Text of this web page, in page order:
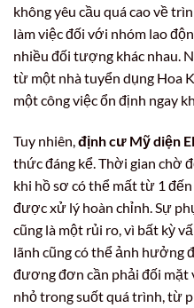
không yêu cầu quá cao về
làm việc đối với nhóm lao
nhiều đối tượng khác nhau.
từ một nhà tuyển dụng Hoa
một công việc ổn định ngay
Tuy nhiên, định cư Mỹ diện
thức đáng kể. Thời gian chờ
khi hồ sơ có thể mất từ 1
được xử lý hoàn chỉnh. Sự
cũng là một rủi ro, vì bất kỳ
lãnh cũng có thể ảnh hưởng
đương đơn cần phải đối mặt
nhỏ trong suốt quá trình, từ